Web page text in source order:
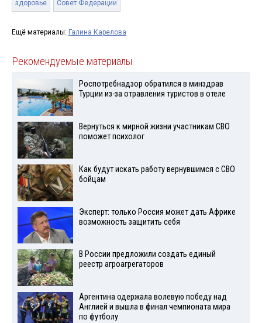
здоровье Совет Федерации
Ещё материалы: Галина Карелова
Рекомендуемые материалы
Роспотребнадзор обратился в минздрав
Турции из-за отравления туристов в отеле
Вернуться к мирной жизни участникам СВО
поможет психолог
Как будут искать работу вернувшимся с СВО
бойцам
Эксперт: только Россия может дать Африке
возможность защитить себя
В России предложили создать единый
реестр агроагрегаторов
Аргентина одержала волевую победу над
Англией и вышла в финал чемпионата мира
по футболу